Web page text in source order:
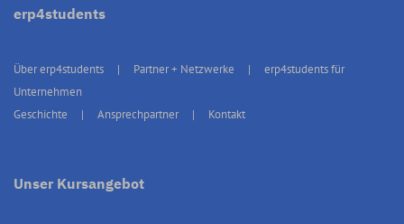
erp4students
Über erp4students Partner + Netzwerke
erp4students für
Unternehmen
Geschichte
Ansprechpartner Kontakt
Unser Kursangebot